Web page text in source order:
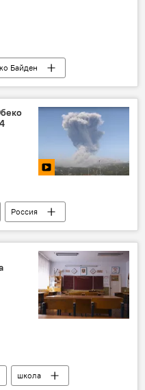
Байден
Россия
вулкана
школа